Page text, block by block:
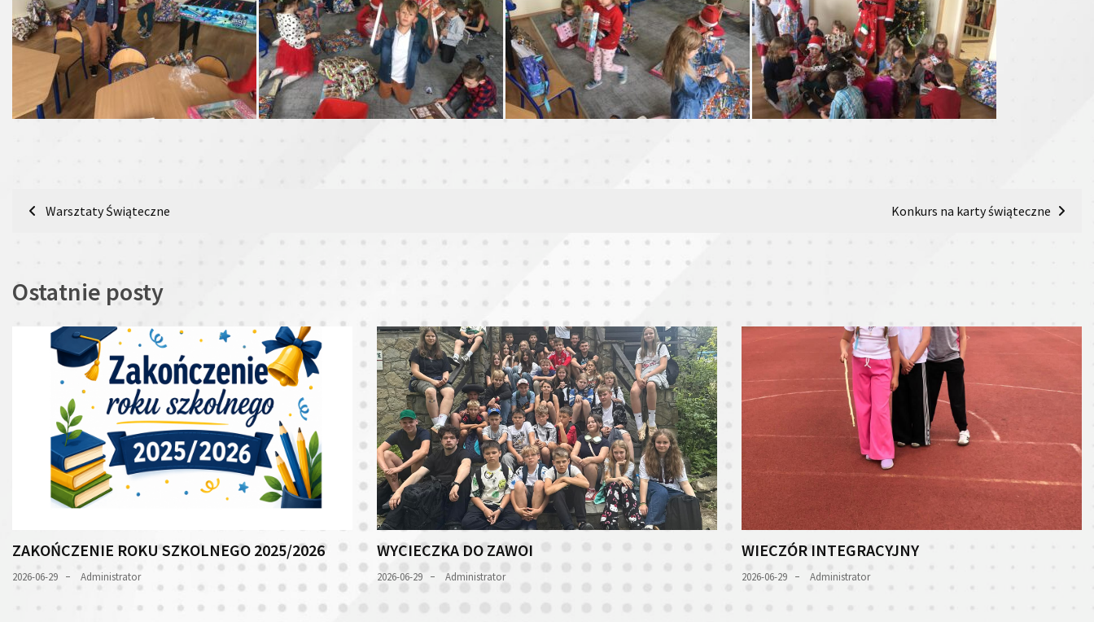
Nawigacja
Warsztaty Świąteczne Konkurs na karty świąteczne
Ostatnie posty
ZAKOŃCZENIE ROKU SZKOLNEGO 2025/2026
2026-06-29 Administrator
WYCIECZKA DO ZAWOI
2026-06-29 Administrator
WIECZÓR INTEGRACYJNY
2026-06-29 Administrator